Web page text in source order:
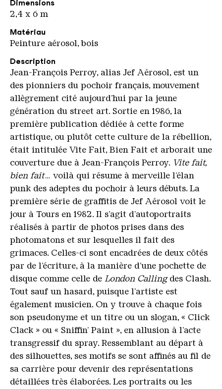
Dimensions
2,4 x 6 m
Matériau
Peinture aérosol, bois
Description
Jean-François Perroy, alias Jef Aérosol, est un
des pionniers du pochoir français, mouvement
allègrement cité aujourd’hui par la jeune
génération du street art. Sortie en 1986, la
première publication dédiée à cette forme
artistique, ou plutôt cette culture de la rébellion,
était intitulée Vite Fait, Bien Fait et arborait une
couverture due à Jean-François Perroy. Vite fait,
bien fait… voilà qui résume à merveille l’élan
punk des adeptes du pochoir à leurs débuts. La
première série de graffitis de Jef Aérosol voit le
jour à Tours en 1982. Il s’agit d’autoportraits
réalisés à partir de photos prises dans des
photomatons et sur lesquelles il fait des
grimaces. Celles-ci sont encadrées de deux côtés
par de l’écriture, à la manière d’une pochette de
disque comme celle de London Callingdes Clash.
Tout sauf un hasard, puisque l’artiste est
également musicien. On y trouve à chaque fois
son pseudonyme et un titre ou un slogan, « Click
Clack » ou « Sniffin’ Paint », en allusion à l’acte
transgressif du spray. Ressemblant au départ à
des silhouettes, ses motifs se sont affinés au fil de
sa carrière pour devenir des représentations
détaillées très élaborées. Les portraits ou les